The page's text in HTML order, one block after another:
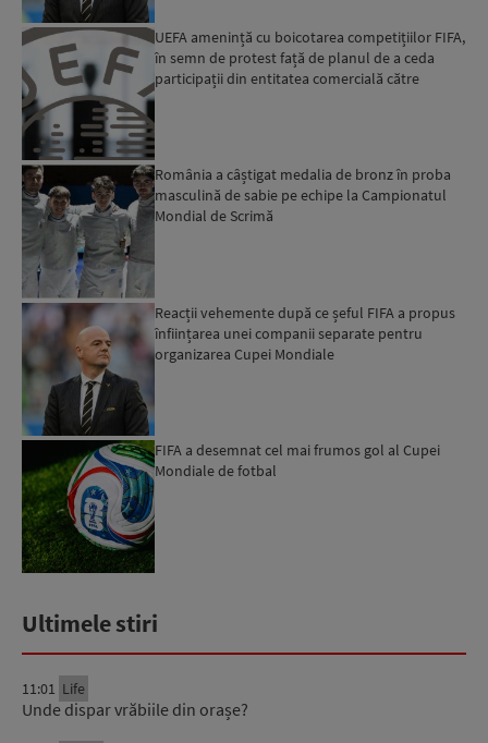
UEFA amenință cu boicotarea competițiilor FIFA,
în semn de protest față de planul de a ceda
participații din entitatea comercială către
România a câștigat medalia de bronz în proba
masculină de sabie pe echipe la Campionatul
Mondial de Scrimă
Reacții vehemente după ce șeful FIFA a propus
înființarea unei companii separate pentru
organizarea Cupei Mondiale
FIFA a desemnat cel mai frumos gol al Cupei
Mondiale de fotbal
Ultimele stiri
11:01 Life
Unde dispar vrăbiile din orașe?